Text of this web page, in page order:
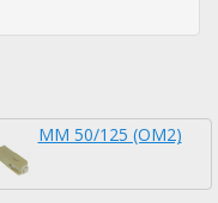
MM 50/125 (OM2)